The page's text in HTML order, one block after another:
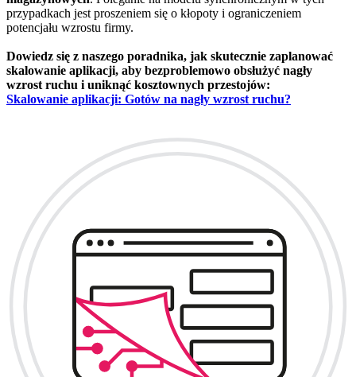
przypadkach jest proszeniem się o kłopoty i ograniczeniem
potencjału wzrostu firmy.
Dowiedz się z naszego poradnika, jak skutecznie zaplanować
skalowanie aplikacji, aby bezproblemowo obsłużyć nagły
wzrost ruchu i uniknąć kosztownych przestojów:
Skalowanie aplikacji: Gotów na nagły wzrost ruchu?